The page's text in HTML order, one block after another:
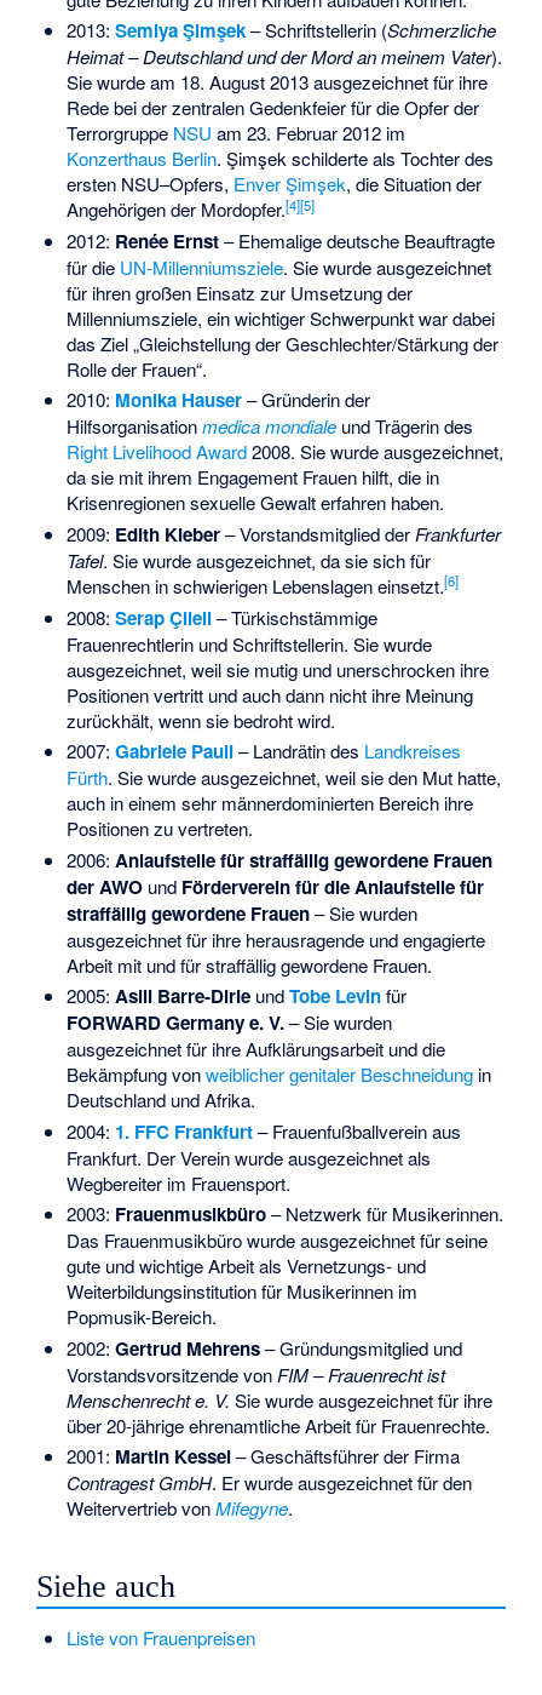
2013: Semiya Şimşek– Schriftstellerin (Schmerzliche
Heimat – Deutschland und der Mord an meinem Vater).
Sie wurde am 18. August 2013 ausgezeichnet für ihre
Rede bei der zentralen Gedenkfeier für die Opfer der
Terrorgruppe NSU am 23. Februar 2012 im
Konzerthaus Berlin. Şimşek schilderte als Tochter des
ersten NSU–Opfers, Enver Şimşek, die Situation der
Angehörigen der Mordopfer.[4][5]
2012: Renée Ernst– Ehemalige deutsche Beauftragte
für die UN-Millenniumsziele. Sie wurde ausgezeichnet
für ihren großen Einsatz zur Umsetzung der
Millenniumsziele, ein wichtiger Schwerpunkt war dabei
das Ziel „Gleichstellung der Geschlechter/Stärkung der
Rolle der Frauen“.
2010: Monika Hauser– Gründerin der
Hilfsorganisationmedica mondialeund Trägerin des
Right Livelihood Award2008. Sie wurde ausgezeichnet,
da sie mit ihrem Engagement Frauen hilft, die in
Krisenregionen sexuelle Gewalt erfahren haben.
2009: Edith Kleber– Vorstandsmitglied der Frankfurter
Tafel. Sie wurde ausgezeichnet, da sie sich für
Menschen in schwierigen Lebenslagen einsetzt.[6]
2008: Serap Çileli– Türkischstämmige
Frauenrechtlerin und Schriftstellerin. Sie wurde
ausgezeichnet, weil sie mutig und unerschrocken ihre
Positionen vertritt und auch dann nicht ihre Meinung
zurückhält, wenn sie bedroht wird.
2007: Gabriele Pauli– Landrätin des Landkreises
Fürth. Sie wurde ausgezeichnet, weil sie den Mut hatte,
auch in einem sehr männerdominierten Bereich ihre
Positionen zu vertreten.
2006: Anlaufstelle für straffällig gewordene Frauen
der AWOund Förderverein für die Anlaufstelle für
straffällig gewordene Frauen– Sie wurden
ausgezeichnet für ihre herausragende und engagierte
Arbeit mit und für straffällig gewordene Frauen.
2005: Asili Barre-DirieundTobe Levinfür
FORWARD Germany e. V.– Sie wurden
ausgezeichnet für ihre Aufklärungsarbeit und die
Bekämpfung vonweiblicher genitaler Beschneidungin
Deutschland und Afrika.
2004: 1. FFC Frankfurt– Frauenfußballverein aus
Frankfurt. Der Verein wurde ausgezeichnet als
Wegbereiter im Frauensport.
2003: Frauenmusikbüro– Netzwerk für Musikerinnen.
Das Frauenmusikbüro wurde ausgezeichnet für seine
gute und wichtige Arbeit als Vernetzungs- und
Weiterbildungsinstitution für Musikerinnen im
Popmusik-Bereich.
2002: Gertrud Mehrens– Gründungsmitglied und
Vorstandsvorsitzende von FIM – Frauenrecht ist
Menschenrecht e. V. Sie wurde ausgezeichnet für ihre
über 20-jährige ehrenamtliche Arbeit für Frauenrechte.
2001: Martin Kessel– Geschäftsführer der Firma
Contragest GmbH. Er wurde ausgezeichnet für den
Weitervertrieb vonMifegyne.
Siehe auch
Liste von Frauenpreisen